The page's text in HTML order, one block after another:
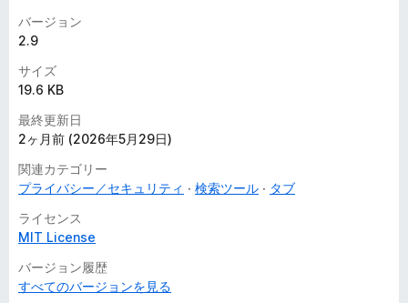
バージョン
2.9
サイズ
19.6 KB
最終更新日
2ヶ月前 (2026年5月29日)
関連カテゴリー
プライバシー／セキュリティ
検索ツール
タブ
ライセンス
MIT License
バージョン履歴
すべてのバージョンを見る